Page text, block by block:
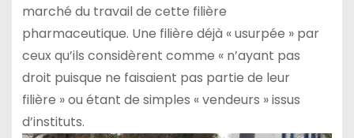
marché du travail de cette filière
pharmaceutique. Une filière déjà « usurpée » par
ceux qu’ils considèrent comme « n’ayant pas
droit puisque ne faisaient pas partie de leur
filière » ou étant de simples « vendeurs » issus
d’instituts.